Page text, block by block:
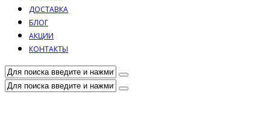
ДОСТАВКА
БЛОГ
АКЦИИ
КОНТАКТЫ